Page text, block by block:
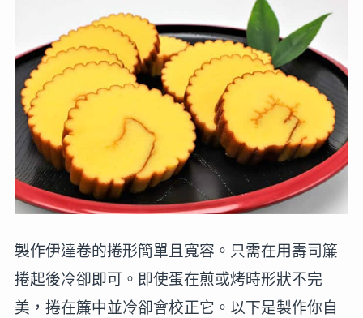
製作伊達卷的捲形簡單且寬容。只需在用壽司簾
捲起後冷卻即可。即使蛋在煎或烤時形狀不完
美，捲在簾中並冷卻會校正它。以下是製作你自